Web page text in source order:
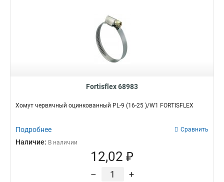
Fortisflex 68983
Хомут червячный оцинкованный PL-9 (16-25 )/W1 FORTISFLEX
Подробнее Сравнить
Наличие: В наличии
12,02 ₽
– +